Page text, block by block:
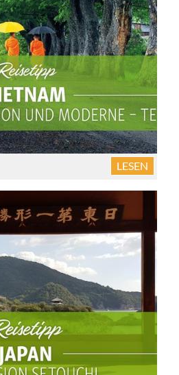
LESEN